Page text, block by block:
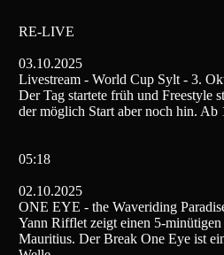
RE-LIVE
03.10.2025
Livestream - World Cup Sylt - 3.
Der Tag startete früh und Freestyle
der möglich Start aber noch hin. Ab
05:18
02.10.2025
ONE EYE - the Waveriding
Yann Rifflet zeigt einen 5-
Mauritius. Der Break One Eye ist